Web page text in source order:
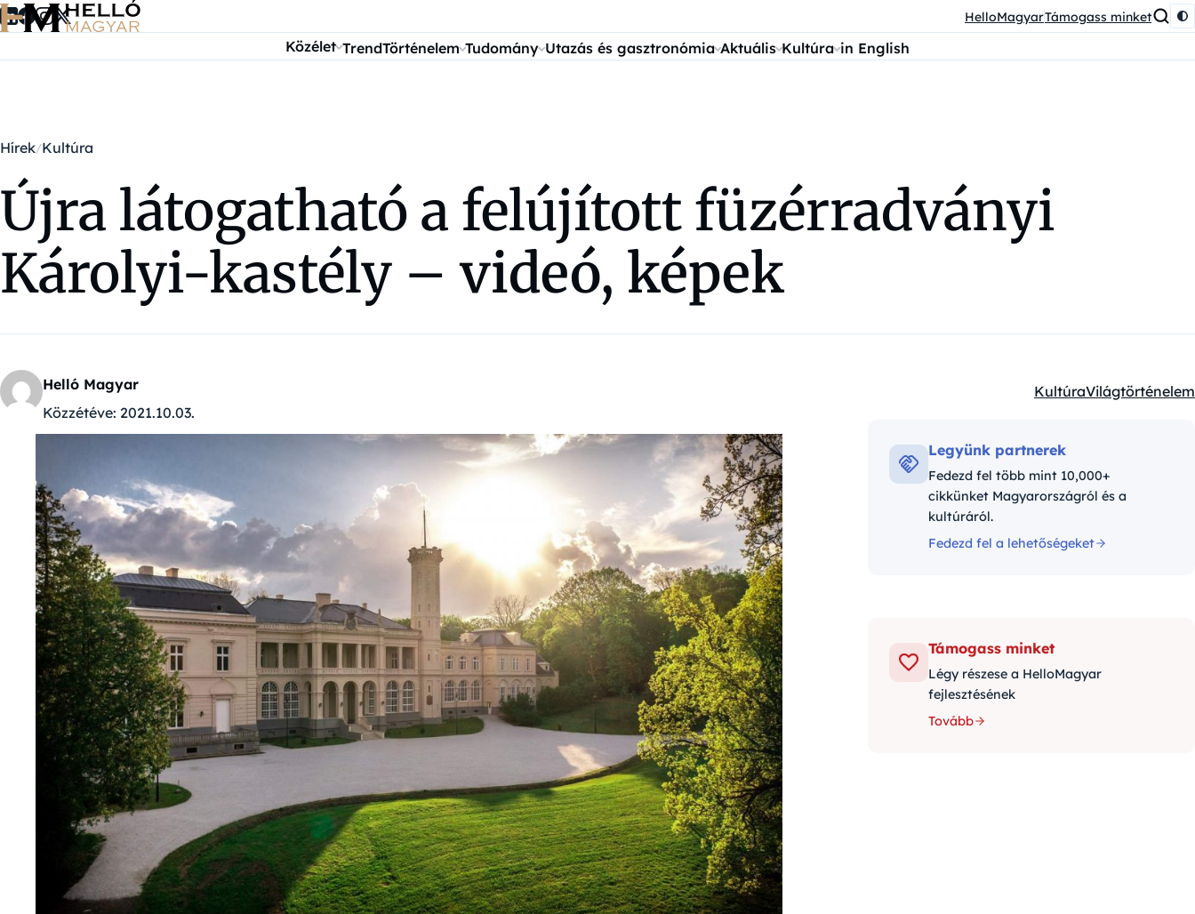
Ugrás a tartalomra HelloMagyarTámogass minket
Közélet TrendTörténelem Tudomány Utazás és gasztronómia Aktuális Kultúra in English
Hírek Kultúra
Újra látogatható a felújított füzérradványi
Károlyi-kastély –videó, képek
Helló Magyar
Közzétéve: 2021.10.03.
Kategóriák:
KultúraVilágtörténelem
Legyünk partnerek
Fedezd fel több mint 10,000+
cikkünket Magyarországról és a
kultúráról.
Fedezd fel a lehetőségeket
Támogass minket
Légy részese a HelloMagyar
fejlesztésének
Tovább